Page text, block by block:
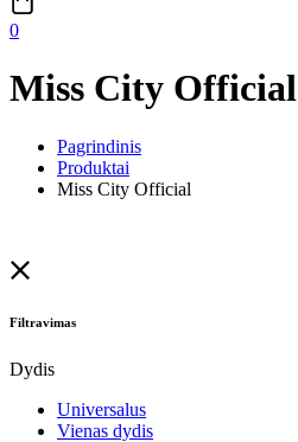
0
Miss City Official
Pagrindinis
Produktai
Miss City Official
Filtravimas
Dydis
Universalus
Vienas dydis